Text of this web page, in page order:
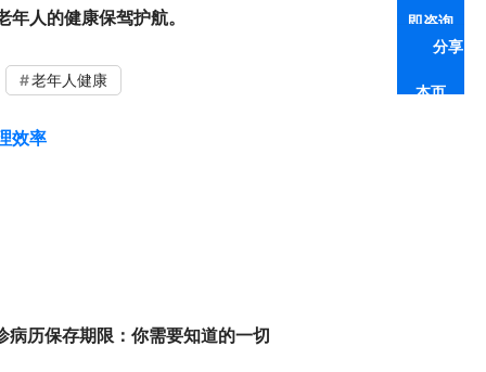
人的健康保驾护航。
老年人健康
效率
病历保存期限：你需要知道的一切
即咨询
分享
本页